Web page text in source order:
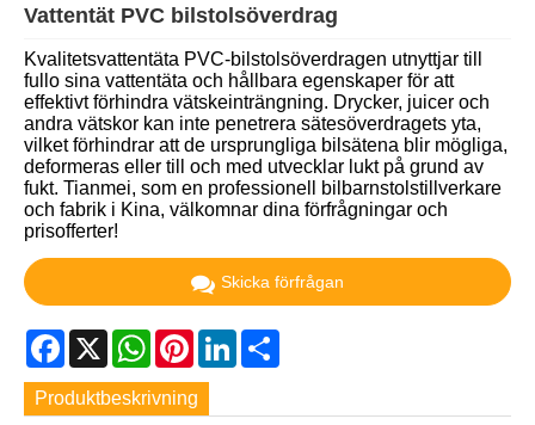
Vattentät PVC bilstolsöverdrag
Kvalitetsvattentäta PVC-bilstolsöverdragen utnyttjar till
fullo sina vattentäta och hållbara egenskaper för att
effektivt förhindra vätskeinträngning. Drycker, juicer och
andra vätskor kan inte penetrera sätesöverdragets yta,
vilket förhindrar att de ursprungliga bilsätena blir mögliga,
deformeras eller till och med utvecklar lukt på grund av
fukt. Tianmei, som en professionell bilbarnstolstillverkare
och fabrik i Kina, välkomnar dina förfrågningar och
prisofferter!
Skicka förfrågan
Facebook
X WhatsApp
PinterestLinkedIn
Produktbeskrivning